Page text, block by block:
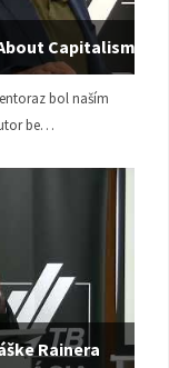
Capitalism
bol naším
be…
Rainera